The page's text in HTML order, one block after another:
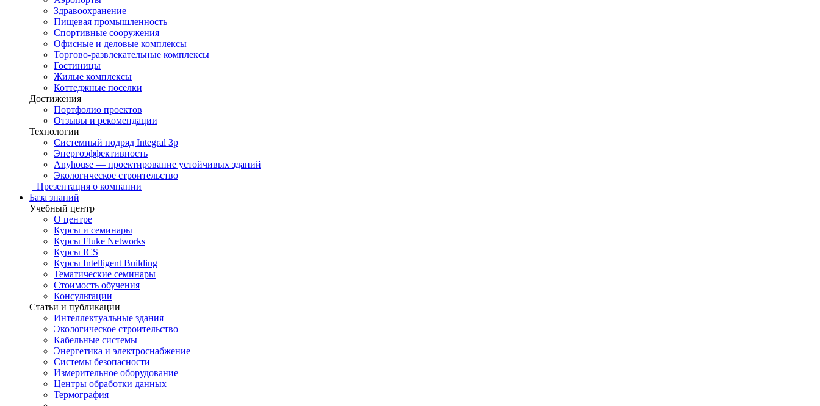
Здравоохранение
Пищевая промышленность
Спортивные сооружения
Офисные и деловые комплексы
Торгово-развлекательные комплексы
Гостиницы
Жилые комплексы
Коттеджные поселки
Достижения
Портфолио проектов
Отзывы и рекомендации
Технологии
Системный подряд Integral 3p
Энергоэффективность
Anyhouse — проектирование устойчивых зданий
Экологическое строительство
Презентация о компании
База знаний
Учебный центр
О центре
Курсы и семинары
Курсы Fluke Networks
Курсы ICS
Курсы Intelligent Building
Тематические семинары
Стоимость обучения
Консультации
Статьи и публикации
Интеллектуальные здания
Экологическое строительство
Кабельные системы
Энергетика и электроснабжение
Системы безопасности
Измерительное оборудование
Центры обработки данных
Термография